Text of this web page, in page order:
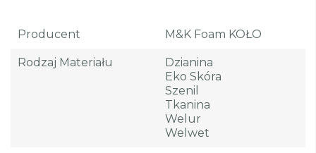
Producent M&K Foam KOŁO
Rodzaj Materiału
Dzianina
Eko Skóra
Szenil
Tkanina
Welur
Welwet